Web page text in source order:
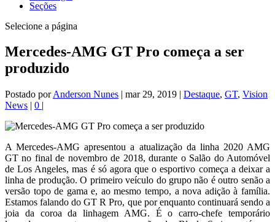
Seções
Selecione a página
Mercedes-AMG GT Pro começa a ser
produzido
Postado porAnderson Nunes | mar 29, 2019 | Destaque, GT, Vision
News | 0 |
A Mercedes-AMG apresentou a atualização da linha 2020 AMG
GT no final de novembro de 2018, durante o Salão do Automóvel
de Los Angeles, mas é só agora que o esportivo começa a deixar a
linha de produção. O primeiro veículo do grupo não é outro senão a
versão topo de gama e, ao mesmo tempo, a nova adição à família.
Estamos falando do GT R Pro, que por enquanto continuará sendo a
joia da coroa da linhagem AMG. É o carro-chefe temporário